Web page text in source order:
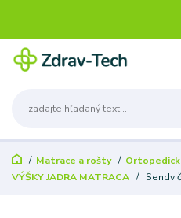
Matrace a rošty
VÝŠKY JADRA MATRACA